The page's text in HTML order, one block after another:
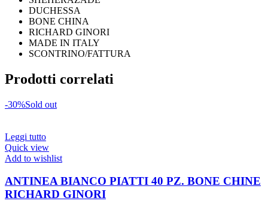
DUCHESSA
BONE CHINA
RICHARD GINORI
MADE IN ITALY
SCONTRINO/FATTURA
Prodotti correlati
-30%Sold out
Leggi tutto
Quick view
Add to wishlist
ANTINEA BIANCO PIATTI 40 PZ. BONE CHINE
RICHARD GINORI